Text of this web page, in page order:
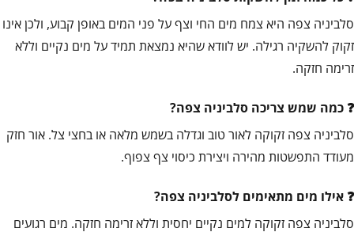
סלביניה צפה היא צמח מים החי וצף על פני המים באופן קבוע, ולכן אינו
זקוק להשקיה רגילה. יש לוודא שהיא נמצאת תמיד על מים נקיים וללא
זרימה חזקה.
כמה שמש צריכה סלביניה צפה?
סלביניה צפה זקוקה לאור טוב וגדלה בשמש מלאה או בחצי צל. אור חזק
מעודד התפשטות מהירה ויצירת כיסוי צף צפוף.
אילו מים מתאימים לסלביניה צפה?
סלביניה צפה זקוקה למים נקיים יחסית וללא זרימה חזקה. מים רגועים